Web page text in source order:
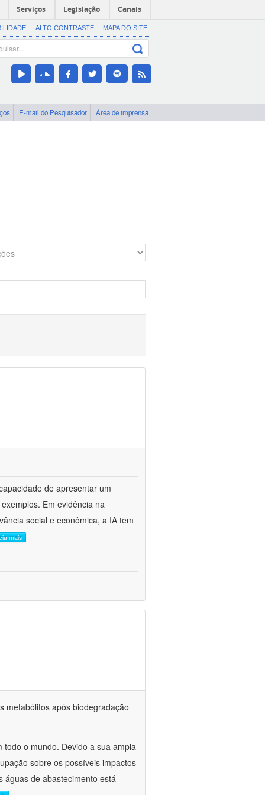
Serviços Legislação Canais
ALTO CONTRASTE MAPA DO SITE
E-mail do Pesquisador Área de imprensa
de apresentar um
Em evidência na
social e econômica, a IA tem
mais
metabólitos após biodegradação
o mundo. Devido a sua ampla
sobre os possíveis impactos
águas de abastecimento está